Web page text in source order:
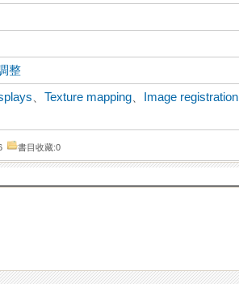
整
、Texture mapping Image registration
書目收藏:0